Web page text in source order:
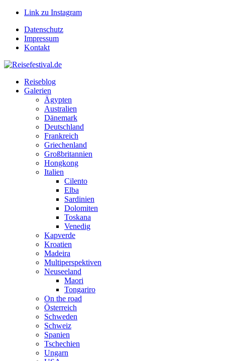
Link zu Instagram
Datenschutz
Impressum
Kontakt
Reiseblog
Galerien
Ägypten
Australien
Dänemark
Deutschland
Frankreich
Griechenland
Großbritannien
Hongkong
Italien
Cilento
Elba
Sardinien
Dolomiten
Toskana
Venedig
Kapverde
Kroatien
Madeira
Multiperspektiven
Neuseeland
Maori
Tongariro
On the road
Österreich
Schweden
Schweiz
Spanien
Tschechien
Ungarn